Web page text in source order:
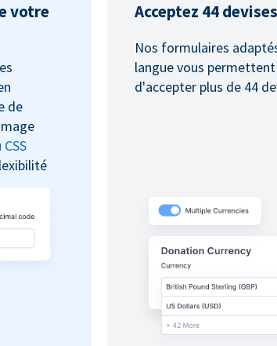
votre
de
CSS
Acceptez 44 devises
Nos formulaires
langue vous permettent
d'accepter plus de 44